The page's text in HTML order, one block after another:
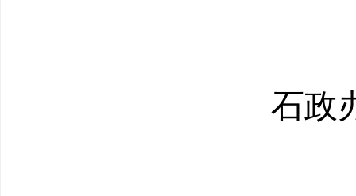
石政